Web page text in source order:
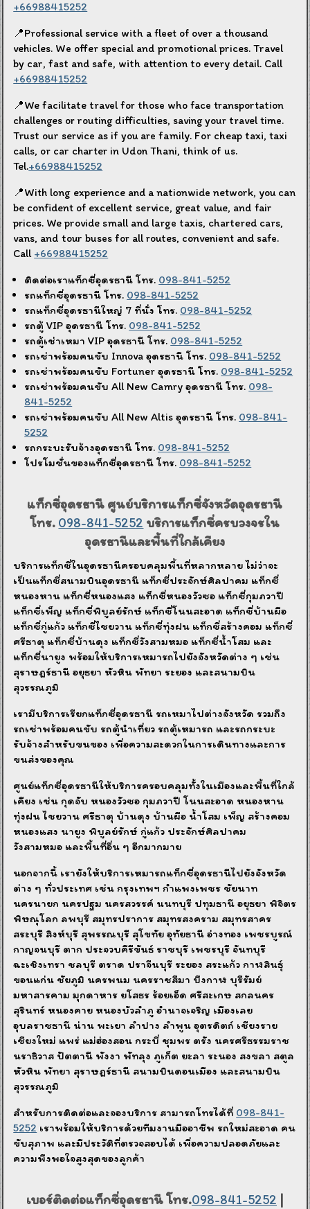
+66988415252
📍Professional service with a fleet of over a thousand
vehicles. We offer special and promotional prices. Travel
by car, fast and safe, with attention to every detail. Call
+66988415252
📍We facilitate travel for those who face transportation
challenges or routing difficulties, saving your travel time.
Trust our service as if you are family. For cheap taxi, taxi
calls, or car charter in Udon Thani, think of us.
Tel.+66988415252
📍With long experience and a nationwide network, you can
be confident of excellent service, great value, and fair
prices. We provide small and large taxis, chartered cars,
vans, and tour buses for all routes, convenient and safe.
Call +66988415252
ติดต่อเราแท็กซี่อุดรธานี โทร. 098-841-5252
รถแท็กซี่อุดรธานี โทร. 098-841-5252
รถแท็กซี่อุดรธานีใหญ่ 7 ที่นั่ง โทร. 098-841-5252
รถตู้ VIP อุดรธานี โทร. 098-841-5252
รถตู้เช่าเหมา VIP อุดรธานี โทร. 098-841-5252
รถเช่าพร้อมคนขับ Innova อุดรธานี โทร. 098-841-5252
รถเช่าพร้อมคนขับ Fortuner อุดรธานี โทร. 098-841-5252
รถเช่าพร้อมคนขับ All New Camry อุดรธานี โทร. 098-
841-5252
รถเช่าพร้อมคนขับ All New Altis อุดรธานี โทร. 098-841-
5252
รถกระบะรับจ้างอุดรธานี โทร. 098-841-5252
โปรโมชั่นของแท็กซี่อุดรธานี โทร. 098-841-5252
แท็กซี่อุดรธานี ศูนย์บริการแท็กซี่จังหวัดอุดรธานี
โทร. 098-841-5252 บริการแท็กซี่ครบวงจรใน
อุดรธานีและพื้นที่ใกล้เคียง
บริการแท็กซี่ในอุดรธานีครอบคลุมพื้นที่หลากหลาย ไม่ว่าจะ
เป็นแท็กซี่สนามบินอุดรธานี แท็กซี่ประจักษ์ศิลปาคม แท็กซี่
หนองหาน แท็กซี่หนองแสง แท็กซี่หนองวัวซอ แท็กซี่กุมภวาปี
แท็กซี่เพ็ญ แท็กซี่พิบูลย์รักษ์ แท็กซี่โนนสะอาด แท็กซี่บ้านผือ
แท็กซี่กู่แก้ว แท็กซี่ไชยวาน แท็กซี่ทุ่งฝน แท็กซี่สร้างคอม แท็กซี่
ศรีธาตุ แท็กซี่บ้านดุง แท็กซี่วังสามหมอ แท็กซี่น้ำโสม และ
แท็กซี่นายูง พร้อมให้บริการเหมารถไปยังจังหวัดต่าง ๆ เช่น
สุราษฎร์ธานี อยุธยา หัวหิน พัทยา ระยอง และสนามบิน
สุวรรณภูมิ
เรามีบริการเรียกแท็กซี่อุดรธานี รถเหมาไปต่างจังหวัด รวมถึง
รถเช่าพร้อมคนขับ รถตู้นำเที่ยว รถตู้เหมารถ และรถกระบะ
รับจ้างสำหรับขนของ เพื่อความสะดวกในการเดินทางและการ
ขนส่งของคุณ
ศูนย์แท็กซี่อุดรธานีให้บริการครอบคลุมทั้งในเมืองและพื้นที่ใกล้
เคียง เช่น กุดจับ หนองวัวซอ กุมภวาปี โนนสะอาด หนองหาน
ทุ่งฝน ไชยวาน ศรีธาตุ บ้านดุง บ้านผือ น้ำโสม เพ็ญ สร้างคอม
หนองแสง นายูง พิบูลย์รักษ์ กู่แก้ว ประจักษ์ศิลปาคม
วังสามหมอ และพื้นที่อื่น ๆ อีกมากมาย
นอกจากนี้ เรายังให้บริการเหมารถแท็กซี่อุดรธานีไปยังจังหวัด
ต่าง ๆ ทั่วประเทศ เช่น กรุงเทพฯ กำแพงเพชร ชัยนาท
นครนายก นครปฐม นครสวรรค์ นนทบุรี ปทุมธานี อยุธยา พิจิตร
พิษณุโลก ลพบุรี สมุทรปราการ สมุทรสงคราม สมุทรสาคร
สระบุรี สิงห์บุรี สุพรรณบุรี สุโขทัย อุทัยธานี อ่างทอง เพชรบูรณ์
กาญจนบุรี ตาก ประจวบคีรีขันธ์ ราชบุรี เพชรบุรี จันทบุรี
ฉะเชิงเทรา ชลบุรี ตราด ปราจีนบุรี ระยอง สระแก้ว กาฬสินธุ์
ขอนแก่น ชัยภูมิ นครพนม นครราชสีมา บึงกาฬ บุรีรัมย์
มหาสารคาม มุกดาหาร ยโสธร ร้อยเอ็ด ศรีสะเกษ สกลนคร
สุรินทร์ หนองคาย หนองบัวลำภู อำนาจเจริญ เมืองเลย
อุบลราชธานี น่าน พะเยา ลำปาง ลำพูน อุตรดิตถ์ เชียงราย
เชียงใหม่ แพร่ แม่ฮ่องสอน กระบี่ ชุมพร ตรัง นครศรีธรรมราช
นราธิวาส ปัตตานี พังงา พัทลุง ภูเก็ต ยะลา ระนอง สงขลา สตูล
หัวหิน พัทยา สุราษฎร์ธานี สนามบินดอนเมือง และสนามบิน
สุวรรณภูมิ
สำหรับการติดต่อและจองบริการ สามารถโทรได้ที่ 098-841-
5252 เราพร้อมให้บริการด้วยทีมงานมืออาชีพ รถใหม่สะอาด คน
ขับสุภาพ และมีประวัติที่ตรวจสอบได้ เพื่อความปลอดภัยและ
ความพึงพอใจสูงสุดของลูกค้า
เบอร์ติดต่อแท็กซี่อุดรธานี โทร.098-841-5252